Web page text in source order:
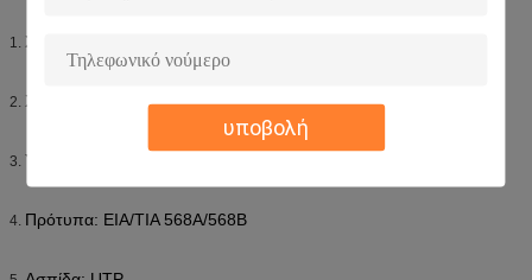
υποβολή
1. ΣΥΝΔΕΤΉΡΑΣ UTP CAT5 RJ45
2. Χαμηλή απώλεια εισαγωγής,
3. Υψηλή επιστροφής απώλεια
4. Πρότυπα: EIA/TIA 568A/568B